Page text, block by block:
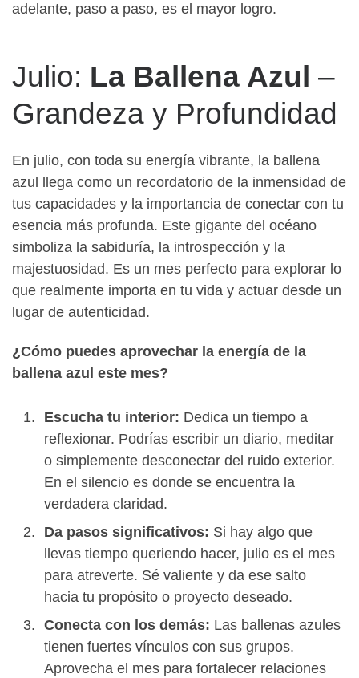
adelante, paso a paso, es el mayor logro.
Julio: La Ballena Azul –
Grandeza y Profundidad
En julio, con toda su energía vibrante, la ballena
azul llega como un recordatorio de la inmensidad de
tus capacidades y la importancia de conectar con tu
esencia más profunda. Este gigante del océano
simboliza la sabiduría, la introspección y la
majestuosidad. Es un mes perfecto para explorar lo
que realmente importa en tu vida y actuar desde un
lugar de autenticidad.
¿Cómo puedes aprovechar la energía de la
ballena azul este mes?
Escucha tu interior: Dedica un tiempo a
reflexionar. Podrías escribir un diario, meditar
o simplemente desconectar del ruido exterior.
En el silencio es donde se encuentra la
verdadera claridad.
Da pasos significativos: Si hay algo que
llevas tiempo queriendo hacer, julio es el mes
para atreverte. Sé valiente y da ese salto
hacia tu propósito o proyecto deseado.
Conecta con los demás: Las ballenas azules
tienen fuertes vínculos con sus grupos.
Aprovecha el mes para fortalecer relaciones